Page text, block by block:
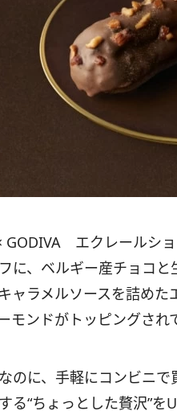
GODIVA エクレールシ
に、ベルギー産チョコ
ャラメルソースを詰め
モンドがトッピングされ
のに、手軽にコンビニ
る“ちょっとした贅沢”